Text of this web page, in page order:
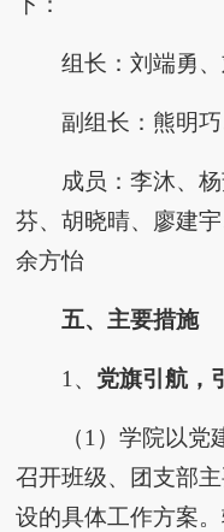
组长：刘端勇
副组长：熊明
成员：李沐、
芬、胡晓晴、廖建
余方怡
五、主要措施
1、 党旗引航，
（1）学院以党
召开班级、团支部
设的具体工作方案